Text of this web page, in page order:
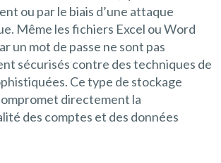
ou par le biais d’une attaque
Même les fichiers Excel ou Word
un mot de passe ne sont pas
sécurisés contre des techniques de
Ce type de stockage
directement la
des comptes et des données